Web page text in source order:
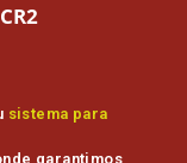
sistema para
garantimos